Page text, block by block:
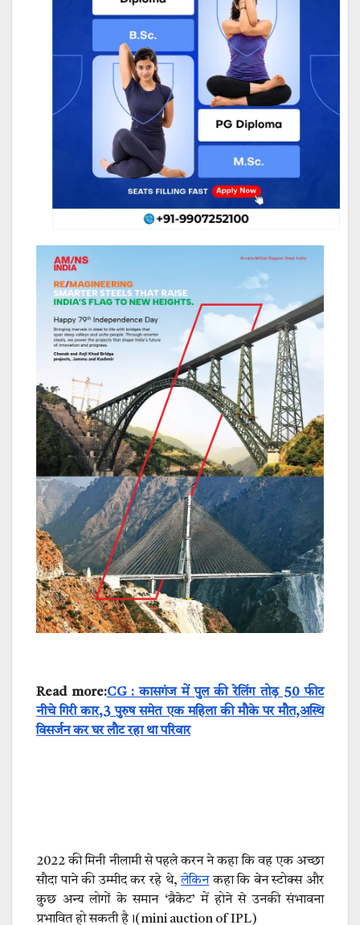
Read more:CG : कासगंज में पुल की रेलिंग तोड़ 50 फीट
नीचे गिरी कार,3 पुरुष समेत एक महिला की मौके पर मौत,अस्थि
विसर्जन कर घर लौट रहा था परिवार
2022 की मिनी नीलामी से पहले करन ने कहा कि वह एक अच्छा
सौदा पाने की उम्मीद कर रहे थे,लेकिनकहा कि बेन स्टोक्स और
कुछ अन्य लोगों के समान ‘ब्रैकेट’ में होने से उनकी संभावना
प्रभावित हो सकती है।(mini auction of IPL)